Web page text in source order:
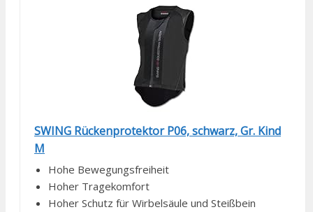
SWING Rückenprotektor P06, schwarz, Gr. Kind
M
Hohe Bewegungsfreiheit
Hoher Tragekomfort
Hoher Schutz für Wirbelsäule und Steißbein